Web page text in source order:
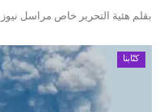
بقلم هئية التحرير خاص مراسل نيوز
كتّابنا